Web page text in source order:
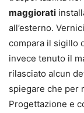
maggiorati
all’esterno.
compara il sigillo
invece tenuto il
rilasciato alcun
spiegare che per
Progettazione e